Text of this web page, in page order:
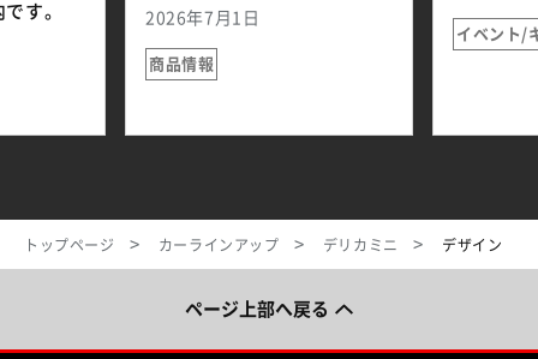
す。
2026年7月1日
商品情報
イベント/
トップページ カーラインアップ デリカミニ デザイン
ページ上部へ戻る